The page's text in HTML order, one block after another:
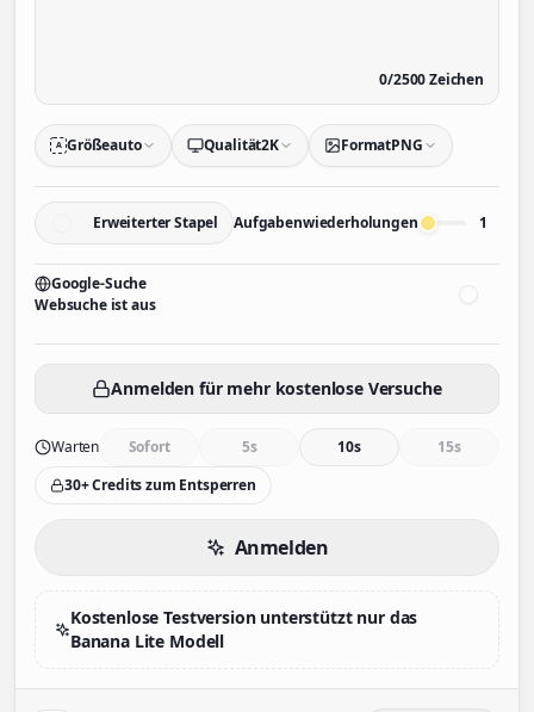
0/2500Zeichen
A Größeauto Qualität2K FormatPNG
Erweiterter Stapel Aufgabenwiederholungen 1
Google-Suche
Websuche ist aus
Anmelden für mehr kostenlose Versuche
Warten Sofort 5s 10s
15s
30+ Credits zum Entsperren
Anmelden
Kostenlose Testversion unterstützt nur das
Banana Lite Modell